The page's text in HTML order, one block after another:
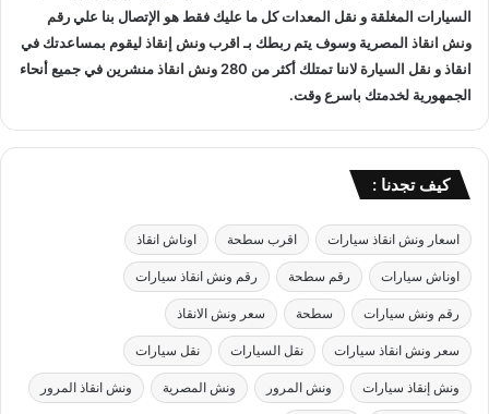
ي
ص
ك
ي
ت
السيارات المغلقة و نقل المعدات كل ما عليك فقط هو الإتصال بنا عليرقم
ونش انقاذ المصرية وسوف يتم ربطك بـ اقرب ونش إنقاذليقوم بمساعدتك في
انقاذ و نقل السيارة لاننا تمتلك أكثر من 280 ونش انقاذمنشرين في جميع أنحاء
الجمهورية لخدمتك باسرع وقت.
كيف تجدنا :
اسعار ونش انقاذ سيارات اقرب سطحة اوناش انقاذ
اوناش سيارات رقم سطحة رقم ونش انقاذ سيارات
رقم ونش سيارات سطحة سعر ونش الانقاذ
سعر ونش انقاذ سيارات نقل السيارات نقل سيارات
ونش إنقاذ سيارات ونش المرور ونش المصرية ونش انقاذ المرور